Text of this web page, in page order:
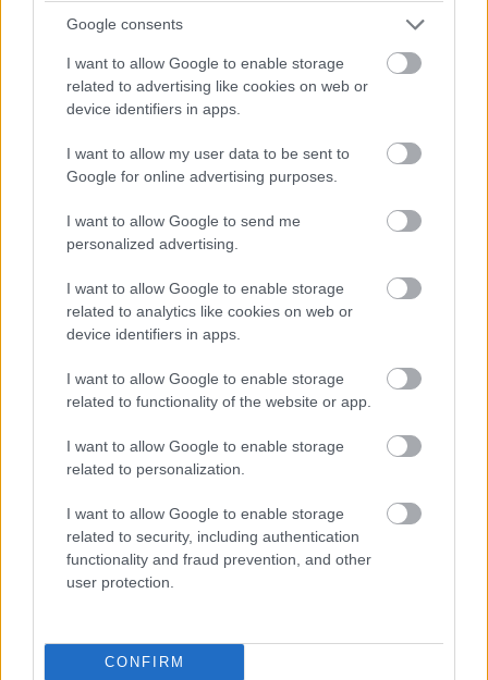
Google consents
I want to allow Google to enable storage
related to advertising like cookies on web or
device identifiers in apps.
I want to allow my user data to be sent to
Google for online advertising purposes.
I want to allow Google to send me
personalized advertising.
I want to allow Google to enable storage
related to analytics like cookies on web or
device identifiers in apps.
I want to allow Google to enable storage
related to functionality of the website or app.
I want to allow Google to enable storage
related to personalization.
I want to allow Google to enable storage
related to security, including authentication
functionality and fraud prevention, and other
user protection.
CONFIRM